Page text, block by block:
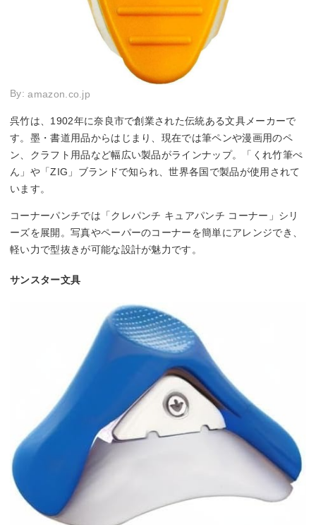
By:amazon.co.jp
呉竹は、1902年に奈良市で創業された伝統ある文具メーカーで
す。墨・書道用品からはじまり、現在では筆ペンや漫画用のペ
ン、クラフト用品など幅広い製品がラインナップ。「くれ竹筆ぺ
ん」や「ZIG」ブランドで知られ、世界各国で製品が使用されて
います。
コーナーパンチでは「クレパンチ キュアパンチ コーナー」シリ
ーズを展開。写真やペーパーのコーナーを簡単にアレンジでき、
軽い力で型抜きが可能な設計が魅力です。
サンスター文具